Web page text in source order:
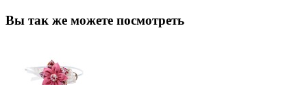
Вы так же можете посмотреть